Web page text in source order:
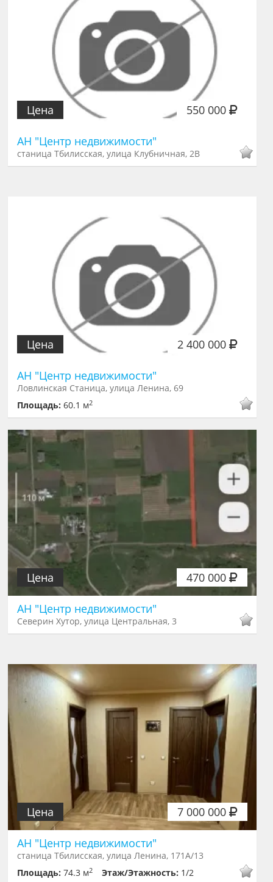
550 000
Цена
АН "Центр недвижимости"
станица Тбилисская, улица Клубничная, 2В
2 400 000
Цена
АН "Центр недвижимости"
Ловлинская Станица, улица Ленина, 69
Площадь:60.1 м2
470 000
Цена
АН "Центр недвижимости"
Северин Хутор, улица Центральная, 3
7 000 000
Цена
АН "Центр недвижимости"
станица Тбилисская, улица Ленина, 171А/13
Площадь:74.3 м2 Этаж/Этажность: 1/2